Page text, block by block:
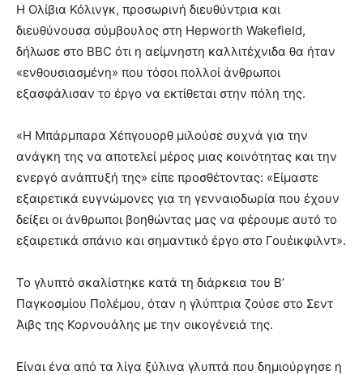
Η Ολίβια Κόλινγκ, προσωρινή διευθύντρια και
διευθύνουσα σύμβουλος στη Hepworth Wakefield,
δήλωσε στο BBC ότι η αείμνηστη καλλιτέχνιδα θα ήταν
«ενθουσιασμένη» που τόσοι πολλοί άνθρωποι
εξασφάλισαν το έργο να εκτίθεται στην πόλη της.
«Η Μπάρμπαρα Χέπγουορθ μιλούσε συχνά για την
ανάγκη της να αποτελεί μέρος μιας κοινότητας και την
ενεργό ανάπτυξή της» είπε προσθέτοντας: «Είμαστε
εξαιρετικά ευγνώμονες για τη γενναιοδωρία που έχουν
δείξει οι άνθρωποι βοηθώντας μας να φέρουμε αυτό το
εξαιρετικά σπάνιο και σημαντικό έργο στο Γουέικφιλντ».
Το γλυπτό σκαλίστηκε κατά τη διάρκεια του Β’
Παγκοσμίου Πολέμου, όταν η γλύπτρια ζούσε στο Σεντ
Άιβς της Κορνουάλης με την οικογένειά της.
Είναι ένα από τα λίγα ξύλινα γλυπτά που δημιούργησε η